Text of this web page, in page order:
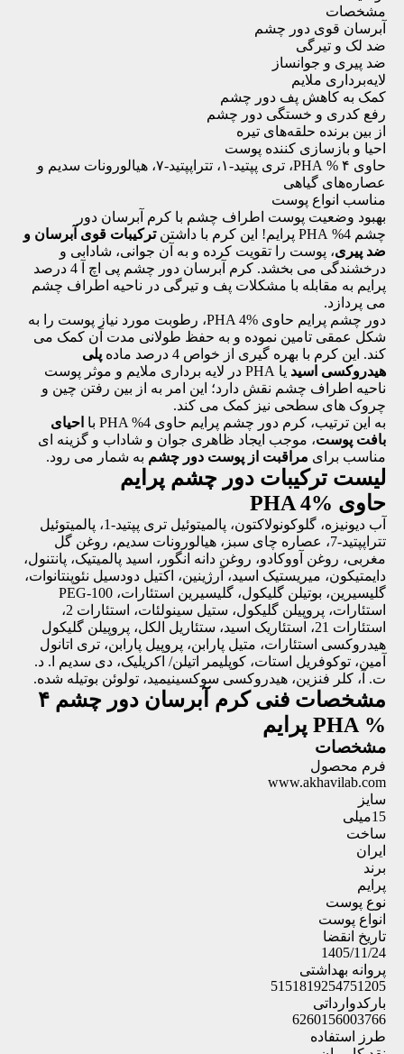
مشخصات
آبرسان قوی دور چشم
ضد لک و تیرگی
ضد پیری و جوانساز
لایه‌برداری ملایم
کمک به کاهش پف دور چشم
رفع کدری و خستگی دور چشم
از بین برنده حلقه‌های تیره
احیا و بازسازی کننده پوست
حاوی ۴ % PHA، تری پپتید-۱، تتراپپتید-۷، هیالورونات سدیم و
عصاره‌های گیاهی
مناسب انواع پوست
بهبود وضعیت پوست اطراف چشم با کرم آبرسان دور
چشم PHA %4 پرایم! این کرم با داشتن
ترکیبات قوی آبرسان و
ضد پیری، پوست را تقویت کرده و به آن جوانی، شادابی و
درخشندگی می ‌بخشد. کرم آبرسان دور چشم پی اچ آ 4 درصد
پرایم به مقابله با مشکلات پف و تیرگی در ناحیه اطراف چشم
می پردازد.
دور چشم پرایم حاوی PHA 4%، رطوبت مورد نیاز پوست را به
شکل عمقی تامین نموده و به حفظ طولانی مدت آن کمک می
کند. این کرم با بهره گیری از خواص 4 درصد ماده
پلی
هیدروکسی اسید
یا PHA در لایه برداری ملایم و موثر پوست
ناحیه اطراف چشم نقش دارد؛ این امر به از بین رفتن چین و
چروک های سطحی نیز کمک می کند.
به این ترتیب، کرم دور چشم پرایم حاوی PHA %4 با
احیای
بافت پوست، موجب ایجاد ظاهری جوان و شاداب و گزینه ای
مناسب برای مراقبت از پوست دور چشم به شمار می رود.
لیست ترکیبات دور چشم پرایم
حاوی PHA 4%
آب دیونیزه، گلوکونولاکتون، پالمیتوئیل تری پپتید-1، پالمیتوئیل
تتراپپتید-7، عصاره چای سبز، هیالورونات سدیم، روغن گل
مغربی، روغن آووکادو، روغن دانه انگور، اسید پالمیتیک، پانتنول،
دایمتیکون، میریستیک اسید، آرژینین، اکتیل دودسیل نئوپنتانوات،
گلیسیرین، بوتیلن گلیکول، گلیسیرین استئارات، PEG-100
استئارات، پروپیلن گلیکول، ستیل سینولئات، استئارات 2،
استئارات 21، استئاریک اسید، ستئاریل الکل، پروپیلن گلیکول
هیدروکسی استئارات، متیل پارابن، پروپیل پارابن، تری اتانول
آمین، توکوفریل استات، کوپلیمر اتیلن/ اکریلیک، دی سدیم ا. د.
ت. آ، کلر فنزین، هیدروکسی سوکسینیمید، تولوئن بوتیله شده.
مشخصات فنی
کرم آبرسان دور چشم ۴
% PHA پرایم
مشخصات
فرم محصول
www.akhavilab.com
سایز
15میلی
ساخت
ایران
برند
پرایم
نوع پوست
انواع پوست
تاریخ انقضا
1405/11/24
پروانه بهداشتی
5151819254751205
بارکدوارداتی
6260156003766
طرز استفاده